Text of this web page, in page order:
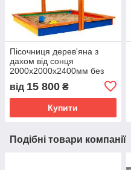
Пісочниця дерев'яна з
дахом від сонця
2000х2000х2400мм без
від 15 800 ₴
Купити
Подібні товари компанії